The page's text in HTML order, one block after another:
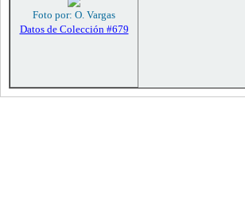
Foto por: O. Vargas
Datos de Colección #679